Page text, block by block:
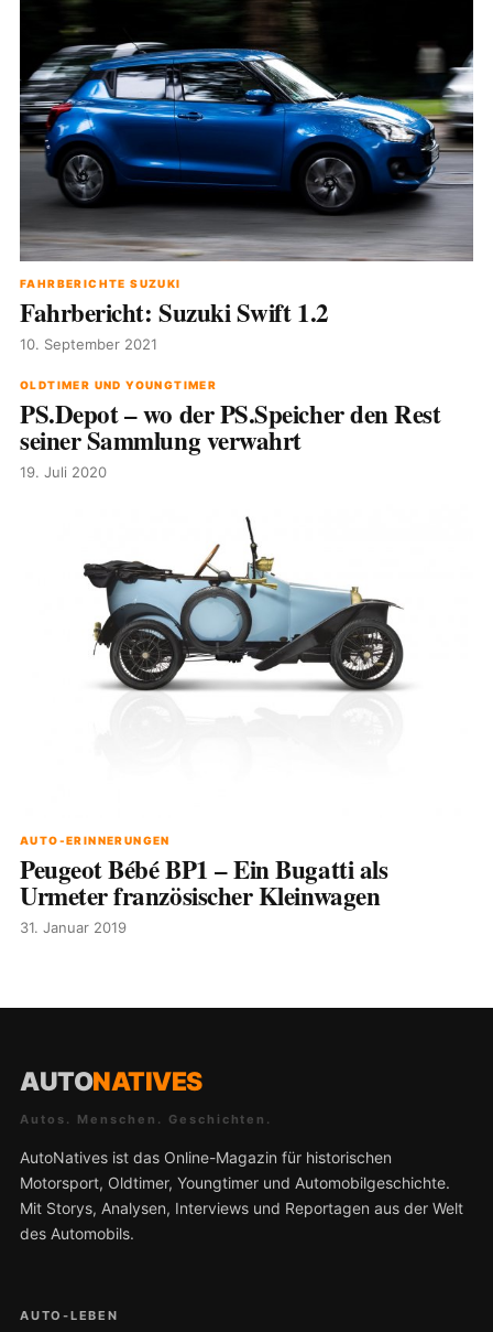
FAHRBERICHTE SUZUKI
Fahrbericht: Suzuki Swift 1.2
10. September 2021
OLDTIMER UND YOUNGTIMER
PS.Depot – wo der PS.Speicher den Rest
seiner Sammlung verwahrt
19. Juli 2020
AUTO-ERINNERUNGEN
Peugeot Bébé BP1 – Ein Bugatti als
Urmeter französischer Kleinwagen
31. Januar 2019
AUTONATIVES
Autos. Menschen. Geschichten.
AutoNatives ist das Online-Magazin für historischen
Motorsport, Oldtimer, Youngtimer und Automobilgeschichte.
Mit Storys, Analysen, Interviews und Reportagen aus der Welt
des Automobils.
AUTO-LEBEN